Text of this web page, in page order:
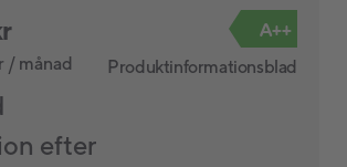
/ månad
efter
A++
Produktinformationsblad